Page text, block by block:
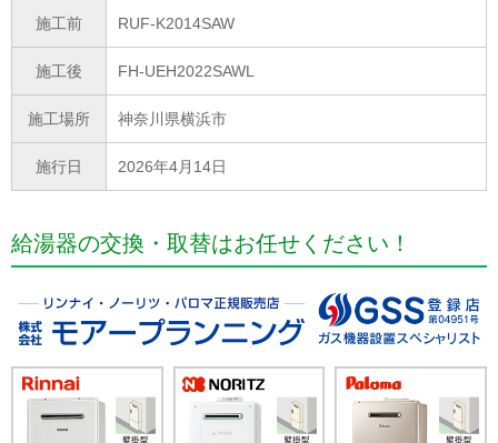
施工前 RUF-K2014SAW
施工後 FH-UEH2022SAWL
施工場所 神奈川県横浜市
施行日 2026年4月14日
給湯器の交換・取替はお任せください！